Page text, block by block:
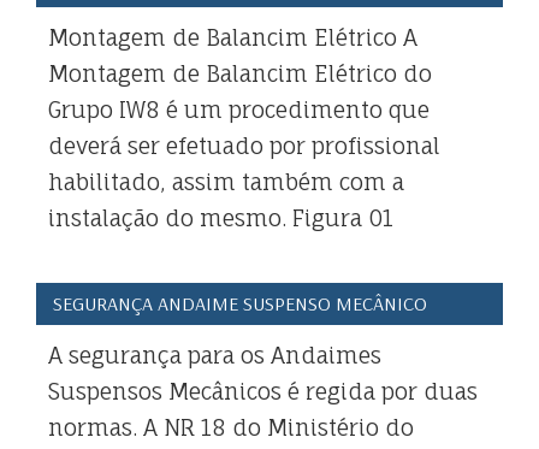
Montagem de Balancim Elétrico A
Montagem de Balancim Elétrico do
Grupo IW8 é um procedimento que
deverá ser efetuado por profissional
habilitado, assim também com a
instalação do mesmo. Figura 01
SEGURANÇA ANDAIME SUSPENSO MECÂNICO
A segurança para os Andaimes
Suspensos Mecânicos é regida por duas
normas. A NR 18 do Ministério do